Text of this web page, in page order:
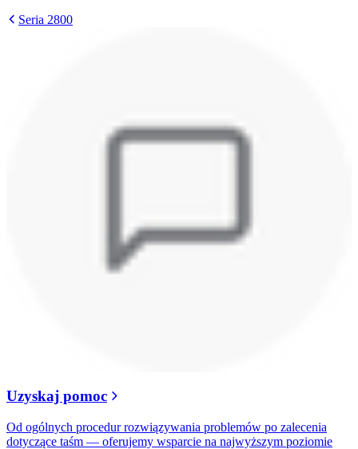
Seria 2800
Uzyskaj pomoc
Od ogólnych procedur rozwiązywania problemów po zalecenia
dotyczące taśm — oferujemy wsparcie na najwyższym poziomie